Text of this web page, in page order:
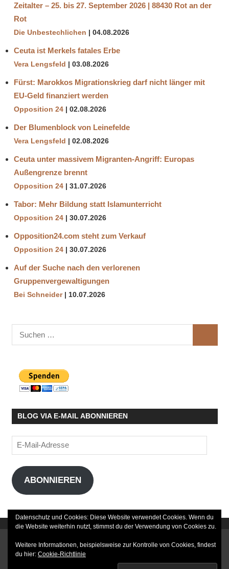
Zeitalter – 25. bis 27. September 2026 | 88430 Rot an der
Rot
Die Unbestechlichen 04.08.2026
Ceuta ist Merkels fatales Erbe
Vera Lengsfeld 03.08.2026
Fürst: Marokkos Migrationskrieg darf nicht länger mit
EU-Geld finanziert werden
Opposition 24 02.08.2026
Der Blumenblock von Leinefelde
Vera Lengsfeld 02.08.2026
Ceuta unter massivem Migranten-Angriff: Europas
Außengrenze brennt
Opposition 24 31.07.2026
Tabor: Mehr Bildung statt Islamunterricht
Opposition 24 30.07.2026
Opposition24.com steht zum Verkauf
Opposition 24 30.07.2026
Auf der Suche nach den verlorenen
Gruppenvergewaltigungen
Bei Schneider 10.07.2026
Suchen
nach:
BLOG VIA E-MAIL ABONNIEREN
E-
Mail-
Adresse
ABONNIEREN
Datenschutz und Cookies: Diese Website verwendet Cookies. Wenn du
die Website weiterhin nutzt, stimmst du der Verwendung von Cookies zu.
Weitere Informationen, beispielsweise zur Kontrolle von Cookies, findest
du hier: Cookie-Richtlinie